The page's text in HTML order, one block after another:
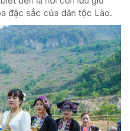
đặc sắc của dân tộc Lào.